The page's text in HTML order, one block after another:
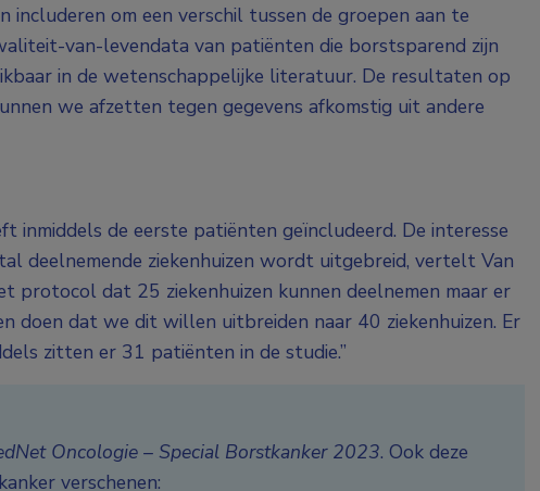
om een verschil tussen de groepen aan te
van-levendata van patiënten die borstsparend zijn
in de wetenschappelijke literatuur. De resultaten op
we afzetten tegen gegevens afkomstig uit andere
inmiddels de eerste patiënten geïncludeerd. De interesse
deelnemende ziekenhuizen wordt uitgebreid, vertelt Van
protocol dat 25 ziekenhuizen kunnen deelnemen maar er
doen dat we dit willen uitbreiden naar 40 ziekenhuizen. Er
zitten er 31 patiënten in de studie.”
Oncologie – Special Borstkanker 2023. Ook deze
verschenen: